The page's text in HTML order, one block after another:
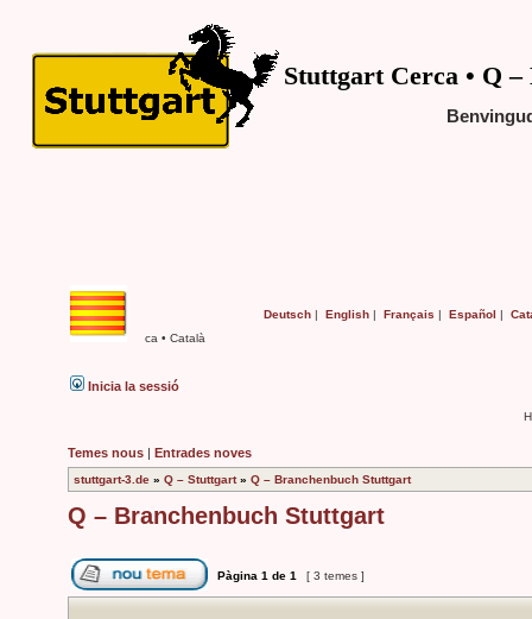
Stuttgart Cerca • Q
ca • Català
Deutsch | English | Français | Español |
Inicia la sessió
Temes nous | Entrades noves
stuttgart-3.de » Q – Stuttgart» Q – Branchenbuch Stuttgart
Q – Branchenbuch Stuttgart
Pàgina 1 de 1 [ 3 temes ]